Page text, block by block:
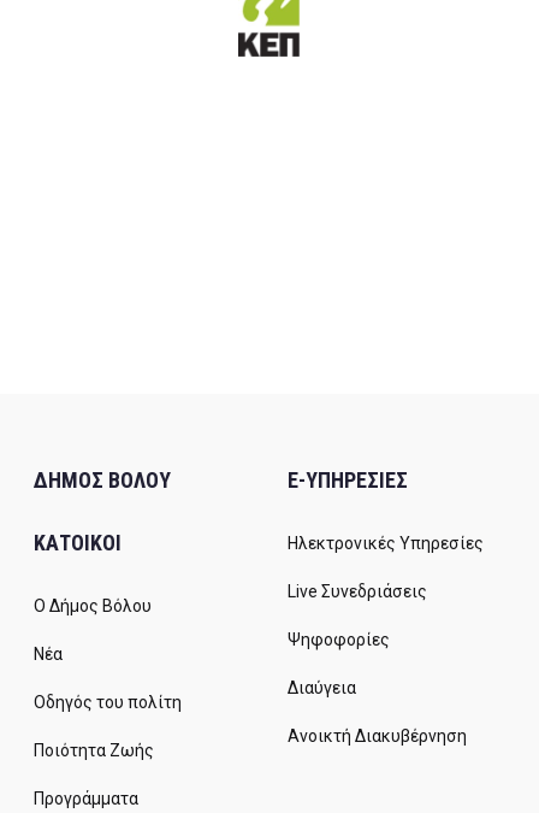
ΔΗΜΟΣ ΒΟΛΟΥ
ΚΑΤΟΙΚΟΙ
Ο Δήμος Βόλου
Νέα
Οδηγός του πολίτη
Ποιότητα Ζωής
Προγράμματα
E-ΥΠΗΡΕΣΙΕΣ
Ηλεκτρονικές Υπηρεσίες
Live Συνεδριάσεις
Ψηφοφορίες
Διαύγεια
Ανοικτή Διακυβέρνηση